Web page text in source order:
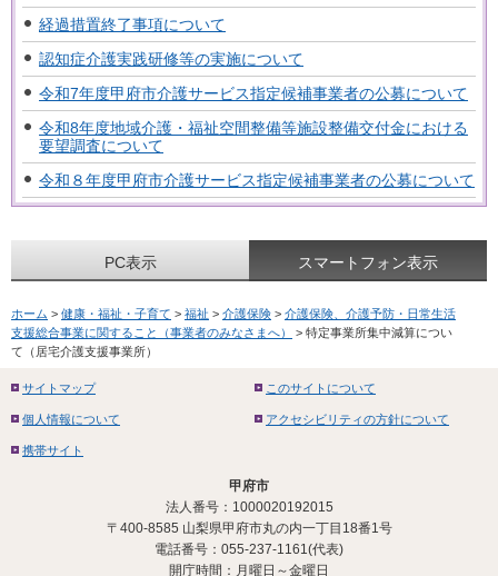
経過措置終了事項について
認知症介護実践研修等の実施について
令和7年度甲府市介護サービス指定候補事業者の公募について
令和8年度地域介護・福祉空間整備等施設整備交付金における
要望調査について
令和８年度甲府市介護サービス指定候補事業者の公募について
PC表示 スマートフォン表示
ホーム > 健康・福祉・子育て > 福祉 > 介護保険 > 介護保険、介護予防・日常生活
支援総合事業に関すること（事業者のみなさまへ）
> 特定事業所集中減算につい
て（居宅介護支援事業所）
サイトマップ このサイトについて
個人情報について アクセシビリティの方針について
携帯サイト
甲府市
法人番号：1000020192015
〒400-8585 山梨県甲府市丸の内一丁目18番1号
電話番号：055-237-1161(代表)
開庁時間：月曜日～金曜日